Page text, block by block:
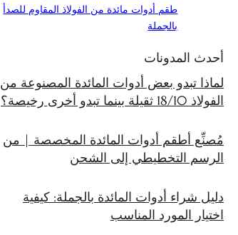
طقم أدوات مائدة من الفولاذ المقاوم للصدأ
بالجملة
أحدث المدونات
لماذا تبدو بعض أدوات المائدة المصنوعة من
الفولاذ 18/10 ثقيلة بينما تبدو أخرى رخيصة؟
مُصنِّع أطقم أدوات المائدة المخصصة | من
الرسم التخطيطي إلى الشحن
دليل شراء أدوات المائدة بالجملة: كيفية
اختيار المورد المناسب